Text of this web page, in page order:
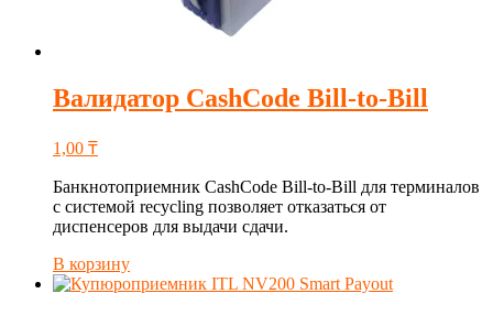
Валидатор CashCode Bill-to-Bill
1,00 ₸
Банкнотоприемник CashCode Bill-to-Bill для терминалов
с системой recycling позволяет отказаться от
диспенсеров для выдачи сдачи.
В корзину